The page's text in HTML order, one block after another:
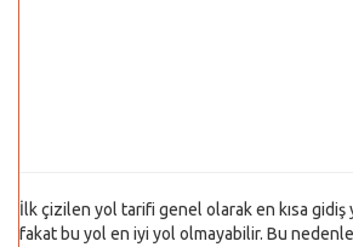
İlk çizilen yol tarifi genel olarak en kısa
fakat bu yol en iyi yol olmayabilir. Bu